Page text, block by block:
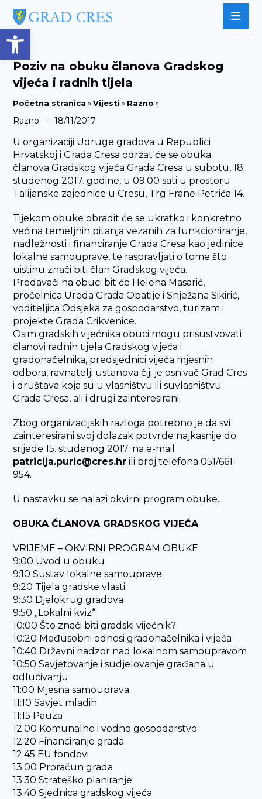
Open toolbar
Poziv na obuku članova Gradskog
vijeća i radnih tijela
Početna stranica »Vijesti » Razno »
Razno - 18/11/2017
U organizaciji Udruge gradova u Republici
Hrvatskoj i Grada Cresa održat će se obuka
članova Gradskog vijeća Grada Cresa u subotu, 18.
studenog 2017. godine, u 09.00 sati u prostoru
Talijanske zajednice u Cresu, Trg Frane Petrića 14.
Tijekom obuke obradit će se ukratko i konkretno
većina temeljnih pitanja vezanih za funkcioniranje,
nadležnosti i financiranje Grada Cresa kao jedinice
lokalne samouprave, te raspravljati o tome što
uistinu znači biti član Gradskog vijeća.
Predavači na obuci bit će Helena Masarić,
pročelnica Ureda Grada Opatije i Snježana Sikirić,
voditeljica Odsjeka za gospodarstvo, turizam i
projekte Grada Crikvenice.
Osim gradskih vijećnika obuci mogu prisustvovati
članovi radnih tijela Gradskog vijeća i
gradonačelnika, predsjednici vijeća mjesnih
odbora, ravnatelji ustanova čiji je osnivač Grad Cres
i društava koja su u vlasništvu ili suvlasništvu
Grada Cresa, ali i drugi zainteresirani.
Zbog organizacijskih razloga potrebno je da svi
zainteresirani svoj dolazak potvrde najkasnije do
srijede 15. studenog 2017. na e-mail
patricija.puric@cres.hr ili broj telefona 051/661-
954.
U nastavku se nalazi okvirni program obuke.
OBUKA ČLANOVA GRADSKOG VIJEĆA
VRIJEME – OKVIRNI PROGRAM OBUKE
9:00 Uvod u obuku
9:10 Sustav lokalne samouprave
9:20 Tijela gradske vlasti
9:30 Djelokrug gradova
9:50 „Lokalni kviz“
10:00 Što znači biti gradski vijećnik?
10:20 Međusobni odnosi gradonačelnika i vijeća
10:40 Državni nadzor nad lokalnom samoupravom
10:50 Savjetovanje i sudjelovanje građana u
odlučivanju
11:00 Mjesna samouprava
11:10 Savjet mladih
11:15 Pauza
12:00 Komunalno i vodno gospodarstvo
12:20 Financiranje grada
12:45 EU fondovi
13:00 Proračun grada
13:30 Strateško planiranje
13:40 Sjednica gradskog vijeća